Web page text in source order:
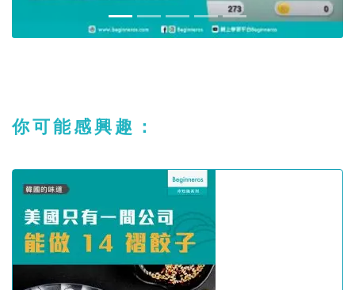
你可能感興趣：